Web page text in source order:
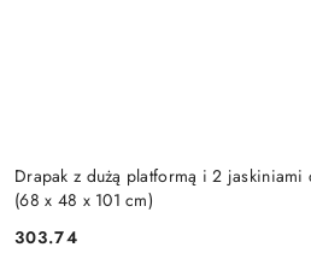
Drapak z dużą platformą i 2 jaskiniami
(68 x 48 x 101 cm)
Cena:
303.74